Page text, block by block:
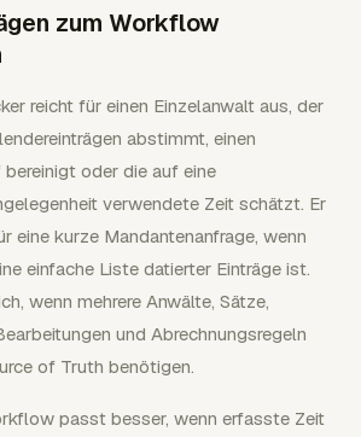
zum Workflow
reicht für einen Einzelanwalt aus, der
abstimmt, einen
oder die auf eine
verwendete Zeit schätzt. Er
eine kurze Mandantenanfrage, wenn
einfache Liste datierter Einträge ist.
wenn mehrere Anwälte, Sätze,
und Abrechnungsregeln
of Truth benötigen.
passt besser, wenn erfasste Zeit